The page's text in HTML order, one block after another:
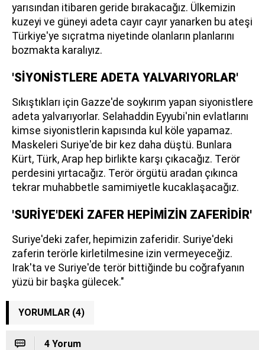
yarısından itibaren geride bırakacağız. Ülkemizin
kuzeyi ve güneyi adeta cayır cayır yanarken bu ateşi
Türkiye'ye sıçratma niyetinde olanların planlarını
bozmakta karalıyız.
'SİYONİSTLERE ADETA YALVARIYORLAR'
Sıkıştıkları için Gazze'de soykırım yapan siyonistlere
adeta yalvarıyorlar. Selahaddin Eyyubi'nin evlatlarını
kimse siyonistlerin kapısında kul köle yapamaz.
Maskeleri Suriye'de bir kez daha düştü. Bunlara
Kürt, Türk, Arap hep birlikte karşı çıkacağız. Terör
perdesini yırtacağız. Terör örgütü aradan çıkınca
tekrar muhabbetle samimiyetle kucaklaşacağız.
'SURİYE'DEKİ ZAFER HEPİMİZİN ZAFERİDİR'
Suriye'deki zafer, hepimizin zaferidir. Suriye'deki
zaferin terörle kirletilmesine izin vermeyeceğiz.
Irak'ta ve Suriye'de terör bittiğinde bu coğrafyanın
yüzü bir başka gülecek."
YORUMLAR (4)
4 Yorum